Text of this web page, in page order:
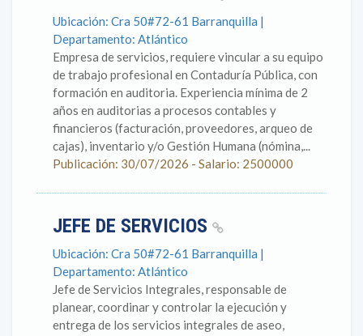
Ubicación: Cra 50#72-61 Barranquilla |
Departamento: Atlántico
Empresa de servicios, requiere vincular a su equipo
de trabajo profesional en Contaduría Pública, con
formación en auditoria. Experiencia mínima de 2
años en auditorias a procesos contables y
financieros (facturación, proveedores, arqueo de
cajas), inventario y/o Gestión Humana (nómina,...
Publicación: 30/07/2026 - Salario: 2500000
JEFE DE SERVICIOS
Ubicación: Cra 50#72-61 Barranquilla |
Departamento: Atlántico
Jefe de Servicios Integrales, responsable de
planear, coordinar y controlar la ejecución y
entrega de los servicios integrales de aseo,